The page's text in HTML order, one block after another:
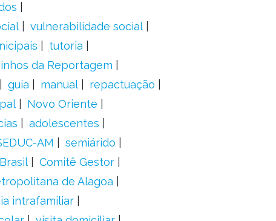
vulnerabilidade social
tutoria
da Reportagem
guia manual
repactuação
Novo Oriente
adolescentes
AM
semiárido
Comitê Gestor
de Alagoa
intrafamiliar